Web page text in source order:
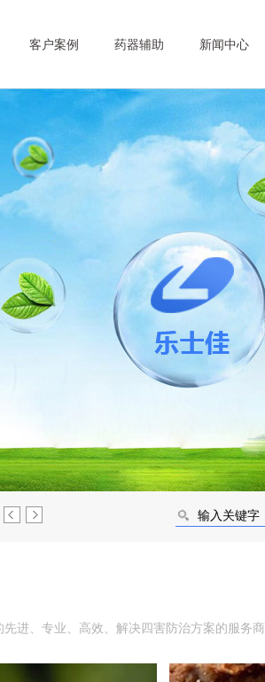
客户案例 药器辅助 新闻中心
进、专业、高效、解决四害防治方案的服务商